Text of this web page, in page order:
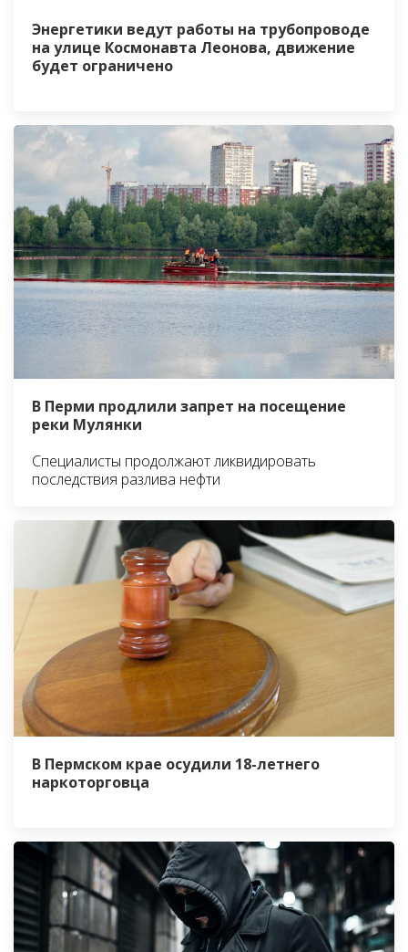
Энергетики ведут работы на трубопроводе
на улице Космонавта Леонова, движение
будет ограничено
В Перми продлили запрет на посещение
реки Мулянки
Специалисты продолжают ликвидировать
последствия разлива нефти
В Пермском крае осудили 18-летнего
наркоторговца